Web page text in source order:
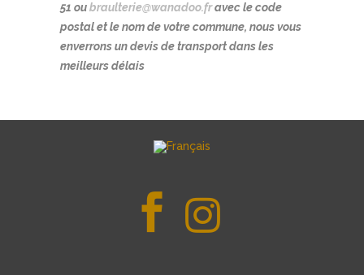
51 oubraulterie@wanadoo.fravec le code
postal et le nom de votre commune, nous vous
enverrons un devis de transport dans les
meilleurs délais